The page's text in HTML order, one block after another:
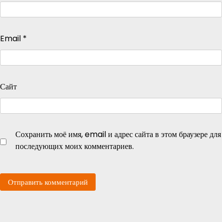
Email *
Сайт
Сохранить моё имя, email и адрес сайта в этом браузере для
последующих моих комментариев.